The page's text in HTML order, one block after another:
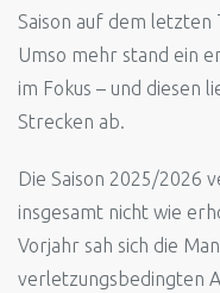
Saison auf dem
Umso mehr stand ein
im Fokus – und diesen
Strecken ab.
Die Saison 2025/2026
insgesamt nicht wie
Vorjahr sah sich die
verletzungsbedingten